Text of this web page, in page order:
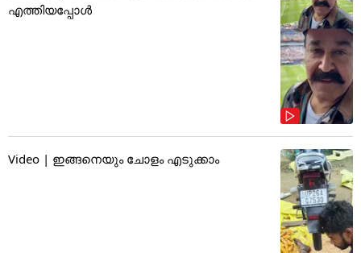
എത്തിയപ്പോൾ
Video | ഇങ്ങനെയും ചോളം എടുക്കാം